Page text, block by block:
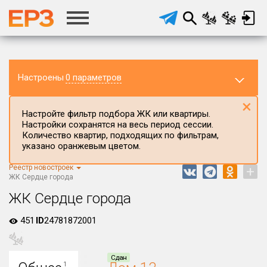
Настроены 0 параметров
Регион ЖК
Все
Настройте фильтр подбора ЖК или квартиры.
Настройки сохранятся на весь период сессии.
Количество квартир, подходящих по фильтрам,
указано оранжевым цветом.
×
Реестр новостроек
ЖК Сердце города
+
ЖК Сердце города
451 ID24781872001
1
Сдан